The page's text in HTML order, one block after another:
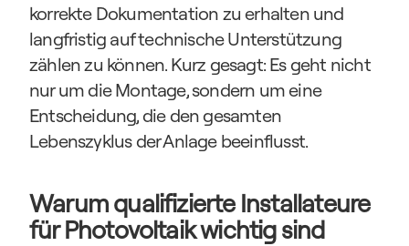
korrekte Dokumentation zu erhalten und
langfristig auf technische Unterstützung
zählen zu können. Kurz gesagt: Es geht nicht
nur um die Montage, sondern um eine
Entscheidung, die den gesamten
Lebenszyklus der Anlage beeinflusst.
Warum qualifizierte Installateure
für Photovoltaik wichtig sind